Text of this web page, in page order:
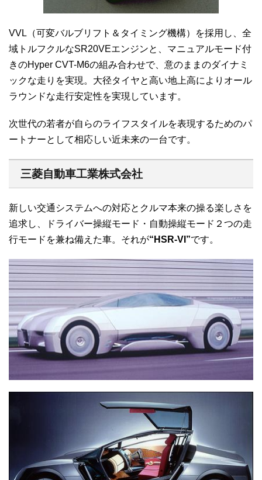
VVL（可変バルブリフト＆タイミング機構）を採用し、全
域トルフクルなSR20VEエンジンと、マニュアルモード付
きのHyper CVT-M6の組み合わせで、意のままのダイナミ
ックな走りを実現。大径タイヤと高い地上高によりオール
ラウンドな走行安定性を実現しています。
次世代の若者が自らのライフスタイルを表現するためのパ
ートナーとして相応しい近未来の一台です。
三菱自動車工業株式会社
新しい交通システムへの対応とクルマ本来の操る楽しさを
追求し、ドライバー操縦モード・自動操縦モード２つの走
行モードを兼ね備えた車。それが“HSR-VI”です。